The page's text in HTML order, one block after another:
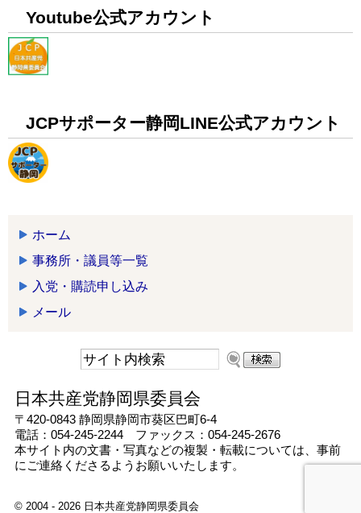
Youtube公式アカウント
JCPサポーター静岡LINE公式アカウント
ホーム
事務所・議員等一覧
入党・購読申し込み
メール
日本共産党静岡県委員会
〒420-0843 静岡県静岡市葵区巴町6-4
電話：054-245-2244 ファックス：054-245-2676
本サイト内の文書・写真などの複製・転載については、事前
にご連絡くださるようお願いいたします。
© 2004 - 2026 日本共産党静岡県委員会